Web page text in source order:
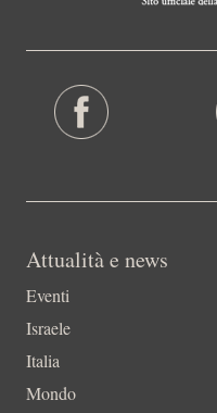
Attualità e news
Eventi
Israele
Italia
Mondo